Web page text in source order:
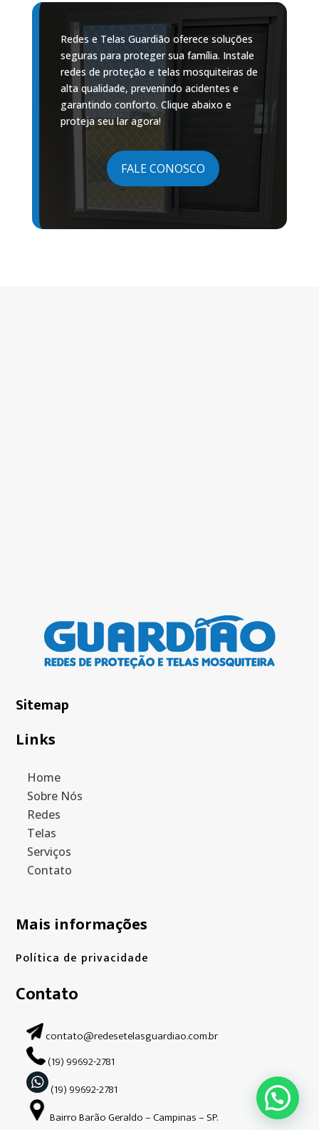
Redes e Telas Guardião oferece soluções
seguras para proteger sua família. Instale
redes de proteção e telas mosquiteiras de
alta qualidade, prevenindo acidentes e
garantindo conforto. Clique abaixo e
proteja seu lar agora!
FALE CONOSCO
Sitemap
Links
Home
Sobre Nós
Redes
Telas
Serviços
Contato
Mais informações
Política de privacidade
Contato
contato@redesetelasguardiao.com.br
(19) 99692-2781
(19) 99692-2781
Bairro Barão Geraldo – Campinas – SP.